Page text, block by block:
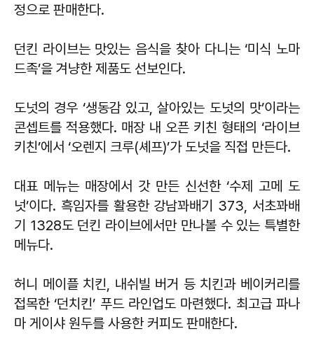
정으로 판매한다.
던킨 라이브는 맛있는 음식을 찾아 다니는 ‘미식 노마
드족’을 겨냥한 제품도 선보인다.
도넛의 경우 ‘생동감 있고, 살아있는 도넛의 맛’이라는
콘셉트를 적용했다. 매장 내 오픈 키친 형태의 ‘라이브
키친’에서 ‘오렌지 크루(셰프)’가 도넛을 직접 만든다.
대표 메뉴는 매장에서 갓 만든 신선한 ‘수제 고메 도
넛’이다. 흑임자를 활용한 강남꽈배기 373, 서초꽈배
기 1328도 던킨 라이브에서만 만나볼 수 있는 특별한
메뉴다.
허니 메이플 치킨, 내쉬빌 버거 등 치킨과 베이커리를
접목한 ‘던치킨’ 푸드 라인업도 마련했다. 최고급 파나
마 게이샤 원두를 사용한 커피도 판매한다.